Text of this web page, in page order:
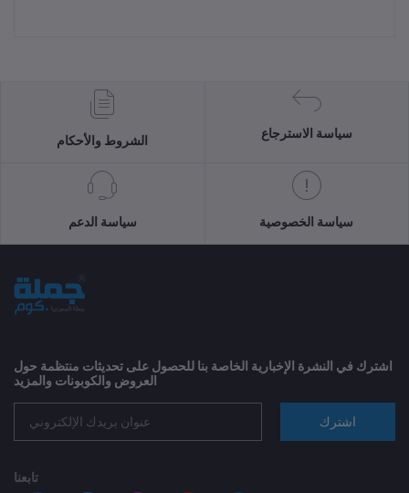
الشروط والأحكام
سياسة الاسترجاع
سياسة الدعم سياسة الخصوصية
اشترك في النشرة الإخبارية الخاصة بنا للحصول على تحديثات منتظمة حول
العروض والكوبونات والمزيد
اشترك
تابعنا